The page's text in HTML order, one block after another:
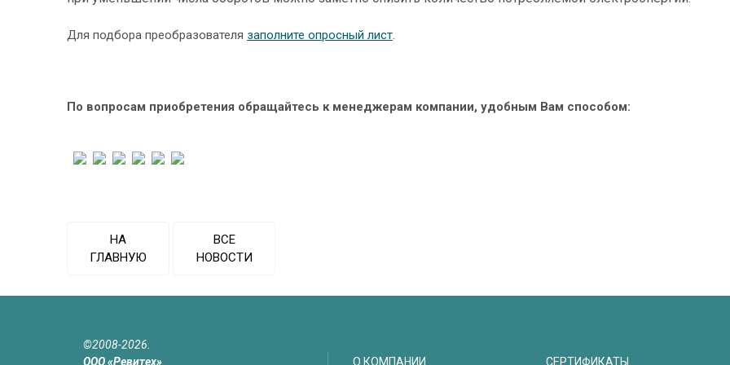
Для подбора преобразователя заполните опросный лист.
По вопросам приобретения обращайтесь к менеджерам компании, удобным Вам способом:
НА
ГЛАВНУЮ
ВСЕ
НОВОСТИ
©2008-2026.
ООО «Ревитех»
О КОМПАНИИ СЕРТИФИКАТЫ